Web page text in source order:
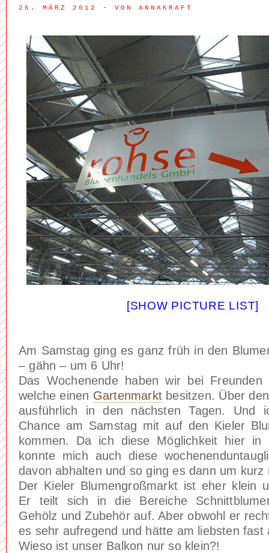
26. MÄRZ 2012 - VON ANNAKRAFT
[SHOW PICTURE LIST]
Am Samstag ging es ganz früh in den
– gähn – um 6 Uhr!
Das Wochenende haben wir bei
welche einen Gartenmarkt besitzen. Über
ausführlich in den nächsten Tagen. Und
Chance am Samstag mit auf den Kieler
kommen. Da ich diese Möglichkeit hier in
konnte mich auch diese
davon abhalten und so ging es dann um kurz
Der Kieler Blumengroßmarkt ist eher klein
Er teilt sich in die Bereiche
Gehölz und Zubehör auf. Aber obwohl er
es sehr aufregend und hätte am liebsten fast
Wieso ist unser Balkon nur so klein?!